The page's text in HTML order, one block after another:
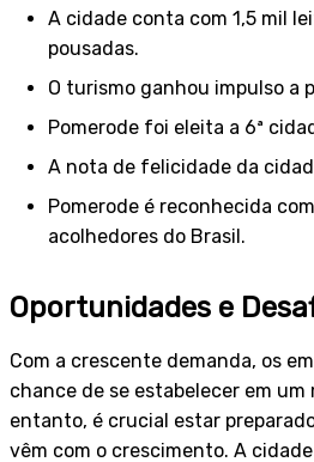
A cidade conta com 1,5 mil
pousadas.
O turismo ganhou impulso a
Pomerode foi eleita a 6ª
A nota de felicidade da
Pomerode é reconhecida
acolhedores do Brasil.
Oportunidades e
Com a crescente demanda, os
chance de se estabelecer em um
entanto, é crucial estar
vêm com o crescimento. A